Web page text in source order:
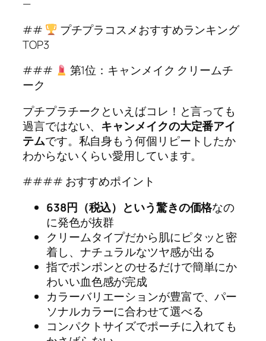
—
##
プチプラコスメおすすめランキング
TOP3
###
第1位：キャンメイク クリームチ
ーク
プチプラチークといえばコレ！と言っても
過言ではない、 キャンメイクの大定番アイ
テムです。私自身もう何個リピートしたか
わからないくらい愛用しています。
#### おすすめポイント
638円（税込）という驚きの価格なの
に発色が抜群
クリームタイプだから肌にピタッと密
着し、ナチュラルなツヤ感が出る
指でポンポンとのせるだけで簡単にか
わいい血色感が完成
カラーバリエーションが豊富で、パー
ソナルカラーに合わせて選べる
コンパクトサイズでポーチに入れても